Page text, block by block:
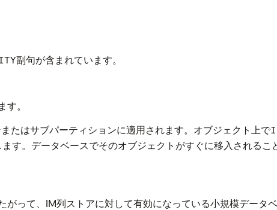
副句が含まれています。
。
たはサブパーティションに適用されます。オブジェクト上で
す。データベースでそのオブジェクトがすぐに移入されるこ
って、IM列ストアに対して有効になっている小規模データ